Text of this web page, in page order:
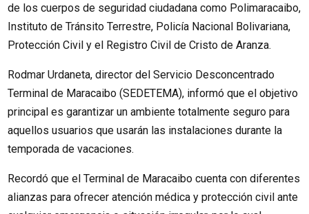
de los cuerpos de seguridad ciudadana como Polimaracaibo,
Instituto de Tránsito Terrestre, Policía Nacional Bolivariana,
Protección Civil y el Registro Civil de Cristo de Aranza.
Rodmar Urdaneta, director del Servicio Desconcentrado
Terminal de Maracaibo (SEDETEMA), informó que el objetivo
principal es garantizar un ambiente totalmente seguro para
aquellos usuarios que usarán las instalaciones durante la
temporada de vacaciones.
Recordó que el Terminal de Maracaibo cuenta con diferentes
alianzas para ofrecer atención médica y protección civil ante